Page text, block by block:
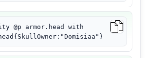
@p armor.head with